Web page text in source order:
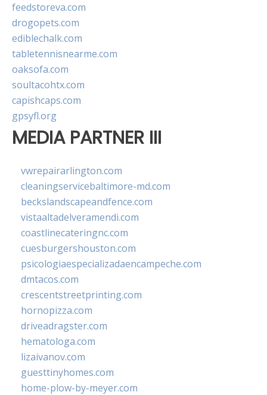
feedstoreva.com
drogopets.com
ediblechalk.com
tabletennisnearme.com
oaksofa.com
soultacohtx.com
capishcaps.com
gpsyfl.org
MEDIA PARTNER III
vwrepairarlington.com
cleaningservicebaltimore-md.com
beckslandscapeandfence.com
vistaaltadelveramendi.com
coastlinecateringnc.com
cuesburgershouston.com
psicologiaespecializadaencampeche.com
dmtacos.com
crescentstreetprinting.com
hornopizza.com
driveadragster.com
hematologa.com
lizaivanov.com
guesttinyhomes.com
home-plow-by-meyer.com